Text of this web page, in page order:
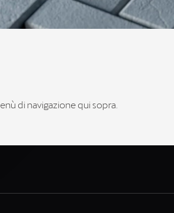
di navigazione qui sopra.